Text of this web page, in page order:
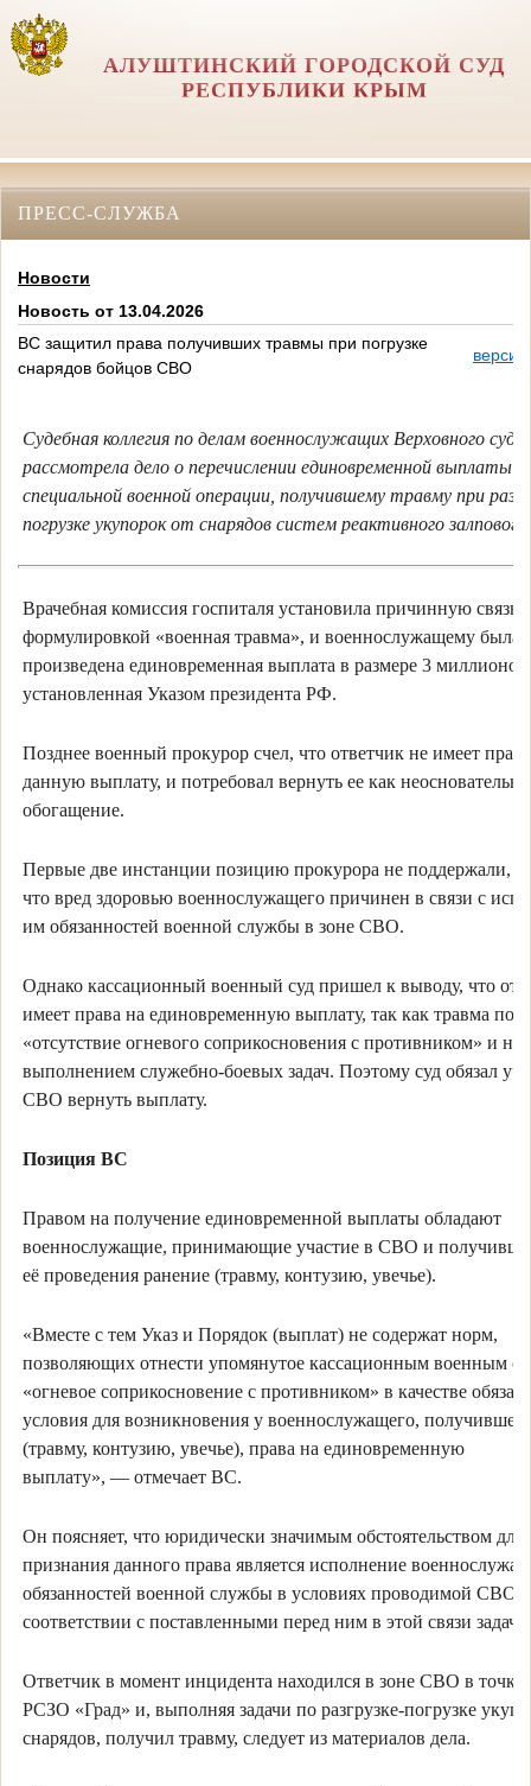
АЛУШТИНСКИЙ ГОРОДСКОЙ СУД
РЕСПУБЛИКИ КРЫМ
ПРЕСС-СЛУЖБА
Новости
Новость от 13.04.2026
ВС защитил права получивших травмы при погрузке
снарядов бойцов СВО
Судебная коллегия по делам военнослужащих Верховного
рассмотрела дело о перечислении единовременной выплаты
специальной военной операции, получившему травму при
погрузке укупорок от снарядов систем реактивного
Врачебная комиссия госпиталя установила причинную связь
формулировкой «военная травма», и военнослужащему была
произведена единовременная выплата в размере 3
установленная Указом президента РФ.
Позднее военный прокурор счел, что ответчик не имеет
данную выплату, и потребовал вернуть ее как
обогащение.
Первые две инстанции позицию прокурора не поддержали,
что вред здоровью военнослужащего причинен в связи с
им обязанностей военной службы в зоне СВО.
Однако кассационный военный суд пришел к выводу, что
имеет права на единовременную выплату, так как травма
«отсутствие огневого соприкосновения с противником» и не
выполнением служебно-боевых задач. Поэтому суд обязал
СВО вернуть выплату.
Позиция ВС
Правом на получение единовременной выплаты обладают
военнослужащие, принимающие участие в СВО и
её проведения ранение (травму, контузию, увечье).
«Вместе с тем Указ и Порядок (выплат) не содержат норм,
позволяющих отнести упомянутое кассационным военным
«огневое соприкосновение с противником» в качестве
условия для возникновения у военнослужащего,
(травму, контузию, увечье), права на единовременную
выплату», — отмечает ВС.
Он поясняет, что юридически значимым обстоятельством для
признания данного права является исполнение
обязанностей военной службы в условиях проводимой СВО в
соответствии с поставленными перед ним в этой связи
Ответчик в момент инцидента находился в зоне СВО в точке
РСЗО «Град» и, выполняя задачи по разгрузке-погрузке
снарядов, получил травму, следует из материалов дела.